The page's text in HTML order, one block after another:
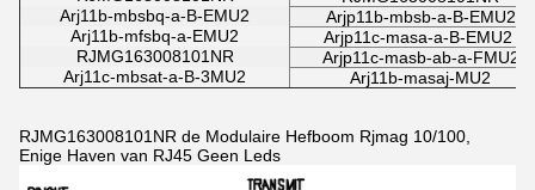
Arj11b-mbsbq-a-B-EMU2
Arjp11b-mbsb-a-B-EMU2
Arj11b-mfsbq-a-EMU2
Arjp11c-masa-a-B-EMU2
RJMG163008101NR
Arjp11c-masb-ab-a-FMU2
Arj11c-mbsat-a-B-3MU2
Arj11b-masaj-MU2
RJMG163008101NR de Modulaire Hefboom Rjmag 10/100,
Enige Haven van RJ45 Geen Leds